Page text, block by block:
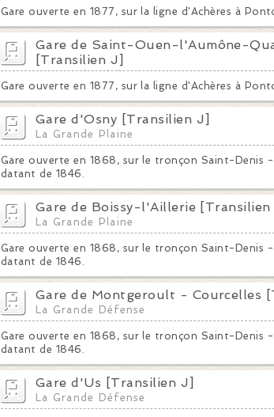
Gare ouverte en 1877, sur la ligne d'Achères à
Gare de Saint-Ouen-l'Aumône-
[Transilien J]
La Grande Plaine
Gare ouverte en 1877, sur la ligne d'Achères à
Gare d'Osny [Transilien J]
La Grande Plaine
Gare ouverte en 1868, sur le tronçon Saint-Denis
datant de 1846.
Gare de Boissy-l'Aillerie [Transilien
La Grande Plaine
Gare ouverte en 1868, sur le tronçon Saint-Denis
datant de 1846.
Gare de Montgeroult - Courcelles
La Grande Défense
Gare ouverte en 1868, sur le tronçon Saint-Denis
datant de 1846.
Gare d'Us [Transilien J]
La Grande Défense